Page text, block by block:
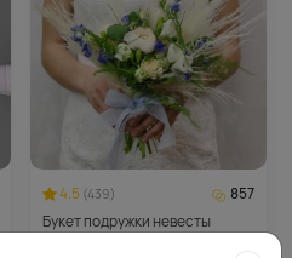
4.5 (439)
857
Букет подружки невесты